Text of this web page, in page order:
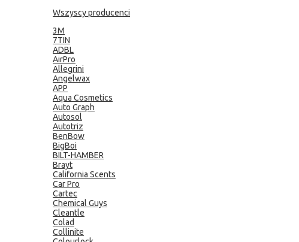
Wszyscy producenci
3M
7TIN
ADBL
AirPro
Allegrini
Angelwax
APP
Aqua Cosmetics
Auto Graph
Autosol
Autotriz
BenBow
BigBoi
BILT-HAMBER
Brayt
California Scents
Car Pro
Cartec
Chemical Guys
Cleantle
Colad
Collinite